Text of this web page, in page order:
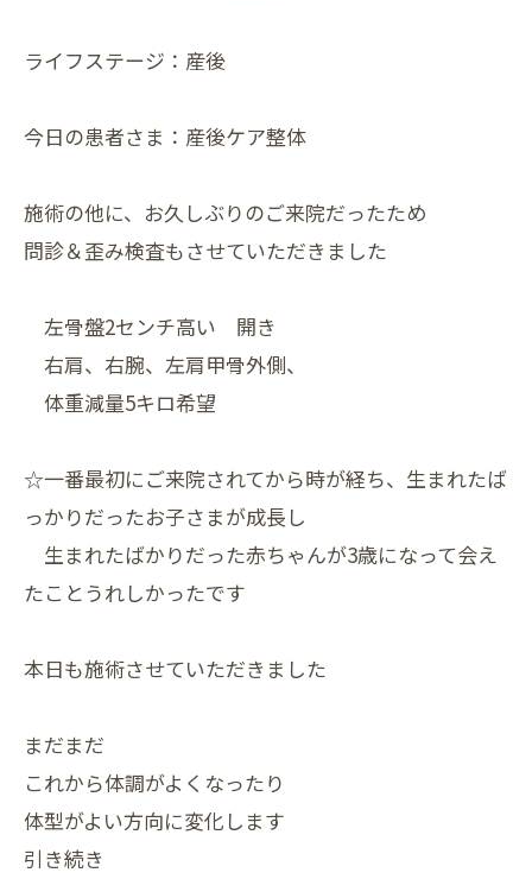
ライフステージ：産後
今日の患者さま：産後ケア整体
施術の他に、お久しぶりのご来院だったため
問診＆歪み検査もさせていただきました
左骨盤2センチ高い 開き
右肩、右腕、左肩甲骨外側、
体重減量5キロ希望
☆一番最初にご来院されてから時が経ち、生まれたば
っかりだったお子さまが成長し
生まれたばかりだった赤ちゃんが3歳になって会え
たことうれしかったです
本日も施術させていただきました
まだまだ
これから体調がよくなったり
体型がよい方向に変化します
引き続き